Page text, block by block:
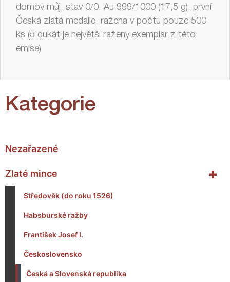
Kategorie
Nezařazené
+
Zlaté mince
Středověk (do roku 1526)
Habsburské ražby
František Josef I.
Československo
Česká a Slovenská republika
domov můj, stav 0/0, Au 999/1000 (17,5 g), první
Česká zlatá medaile, ražena v počtu pouze 500
ks (5 dukát je největší raženy exemplar z této
emise)